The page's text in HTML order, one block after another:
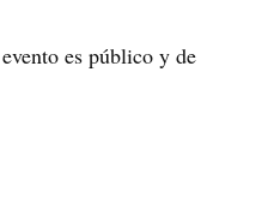
es público y de